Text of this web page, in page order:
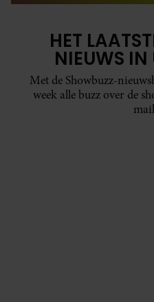
HET
NIEUWS
Met de Showbuzz-
week alle buzz over de